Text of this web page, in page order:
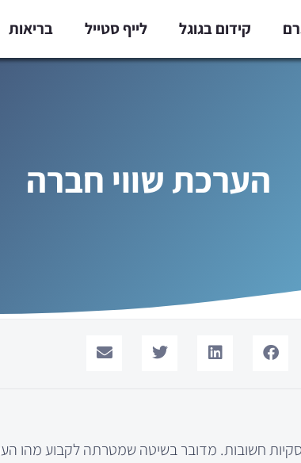
קידום בגוגל לייף סטייל בריאות
הערכת שווי חברה
חשובות. מדובר בשיטה שמטרתה לקבוע מהו